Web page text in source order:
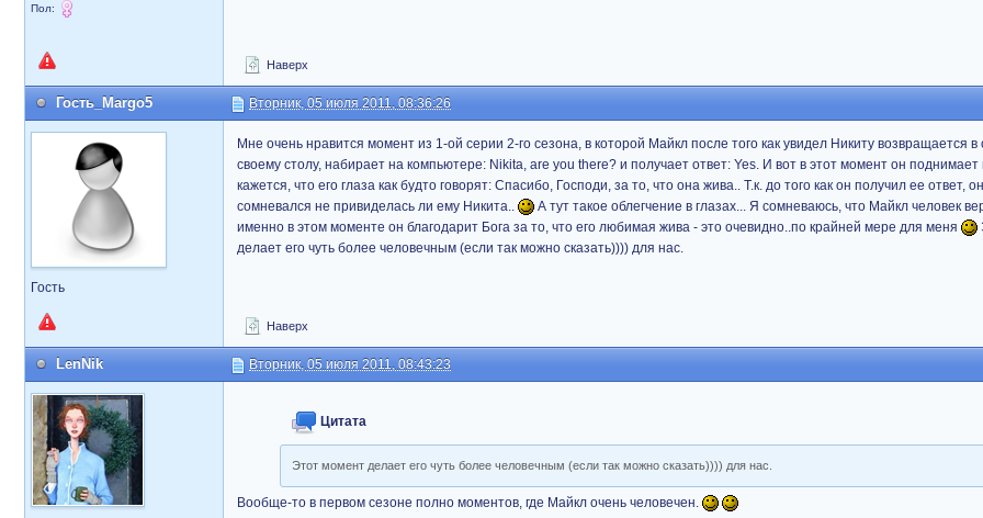
Пол:
Наверх
Гость_Margo5 Вторник, 05 июля 2011, 08:36:26
Гость
Мне очень нравится момент из 1-ой серии 2-го сезона, в которой Майкл после того как увидел Никиту возвращается в
своему столу, набирает на компьютере: Nikita, are you there? и получает ответ: Yes. И вот в этот момент он поднимает
кажется, что его глаза как будто говорят: Спасибо, Господи, за то, что она жива.. Т.к. до того как он получил ее ответ,
сомневался не привиделась ли ему Никита..
А тут такое облегчение в глазах... Я сомневаюсь, что Майкл человек
именно в этом моменте он благодарит Бога за то, что его любимая жива - это очевидно..по крайней мере для меня
делает его чуть более человечным (если так можно сказать)))) для нас.
Наверх
LenNik Вторник, 05 июля 2011, 08:43:23
Цитата
Этот момент делает его чуть более человечным (если так можно сказать)))) для нас.
Вообще-то в первом сезоне полно моментов, где Майкл очень человечен.